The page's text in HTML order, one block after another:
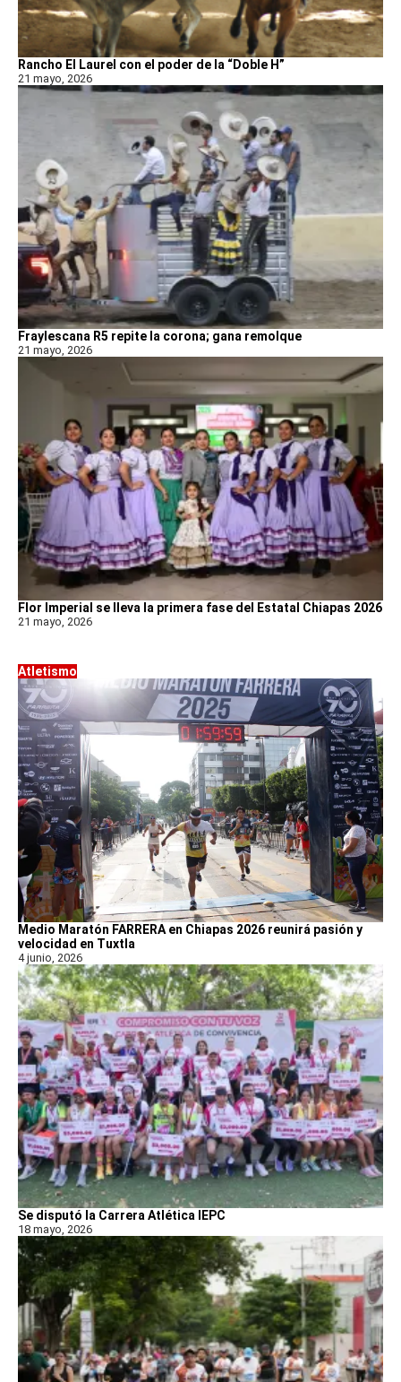
Rancho El Laurel con el poder de la “Doble H”
21 mayo, 2026
Fraylescana R5 repite la corona; gana remolque
21 mayo, 2026
Flor Imperial se lleva la primera fase del Estatal Chiapas 2026
21 mayo, 2026
Atletismo
Medio Maratón FARRERA en Chiapas 2026 reunirá pasión y
velocidad en Tuxtla
4 junio, 2026
Se disputó la Carrera Atlética IEPC
18 mayo, 2026